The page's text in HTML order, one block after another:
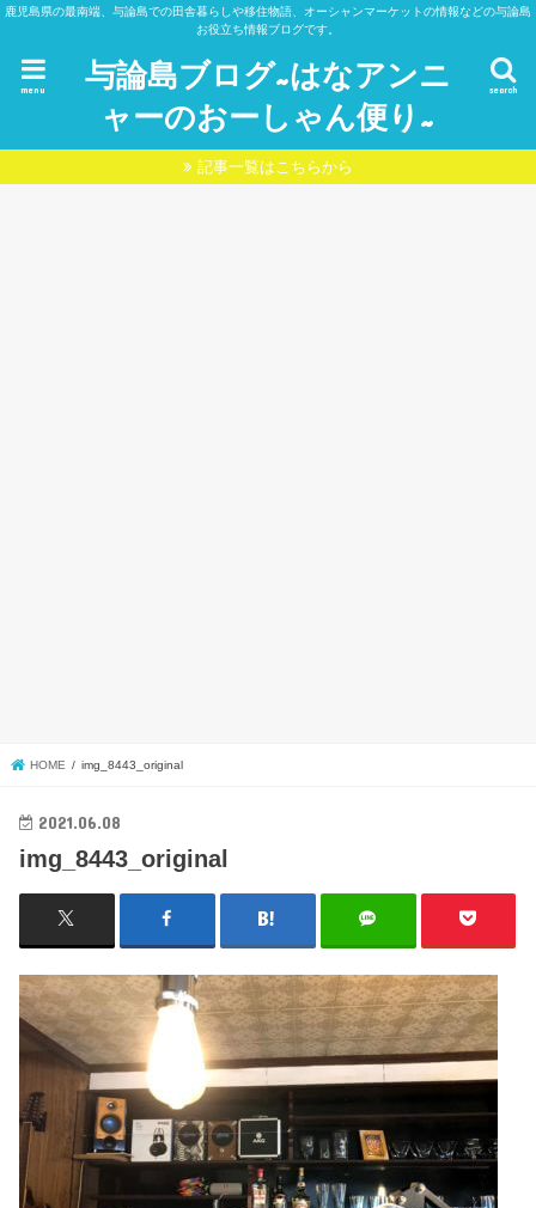
鹿児島県の最南端、与論島での田舎暮らしや移住物語、オーシャンマーケットの情報などの与論島
お役立ち情報ブログです。
与論島ブログ~はなアンニ
ャーのおーしゃん便り~
search
menu
記事一覧はこちらから
HOME img_8443_original
2021.06.08
img_8443_original